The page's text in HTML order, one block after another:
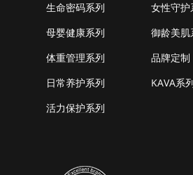
生命密码系列
母婴健康系列
体重管理系列
日常养护系列
活力保护系列
女性守护
御龄美肌
品牌定制
KAVA系